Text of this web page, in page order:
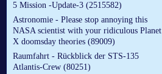
5 Mission -Update-3 (2515582)
Astronomie - Please stop annoying this
NASA scientist with your ridiculous Planet
X doomsday theories (89009)
Raumfahrt - Rückblick der STS-135
Atlantis-Crew (80251)